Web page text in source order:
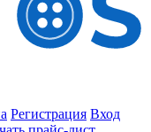
Регистрация Вход